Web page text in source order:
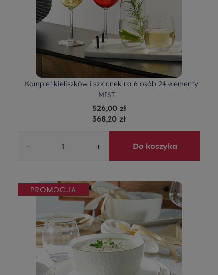
Komplet kieliszków i szklanek na 6 osób 24 elementy
MIST
526,00 zł
368,20 zł
- + Do koszyka